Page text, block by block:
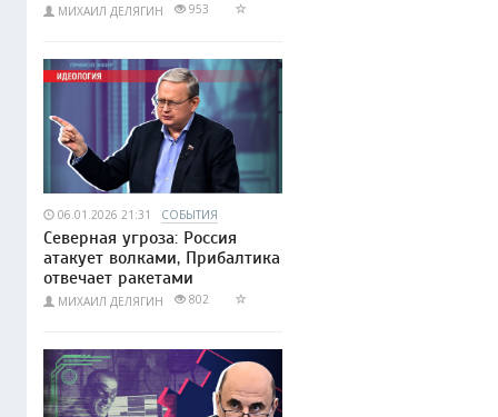
МИХАИЛ ДЕЛЯГИН 953
06.01.2026 21:31 СОБЫТИЯ
Северная угроза: Россия
атакует волками, Прибалтика
отвечает ракетами
МИХАИЛ ДЕЛЯГИН 802